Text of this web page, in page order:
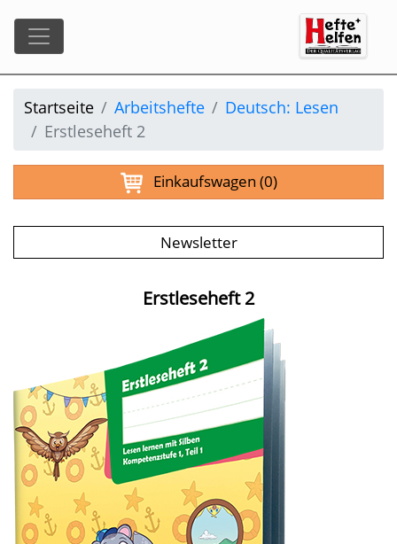
Startseite Arbeitshefte
Deutsch: Lesen
Erstleseheft 2
Einkaufswagen (0)
Newsletter
Erstleseheft 2